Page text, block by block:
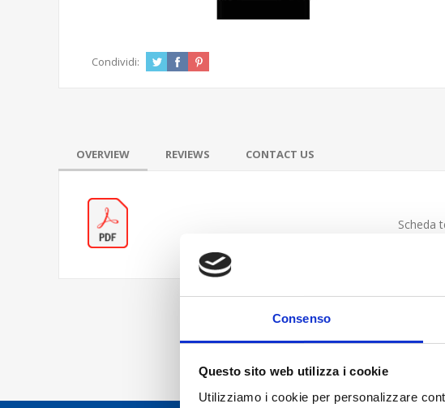
Consenso
Questo sito web utilizza i cookie
Utilizziamo i cookie per personalizzare
Condividi:
OVERVIEW REVIEWS CONTACT US
Scheda